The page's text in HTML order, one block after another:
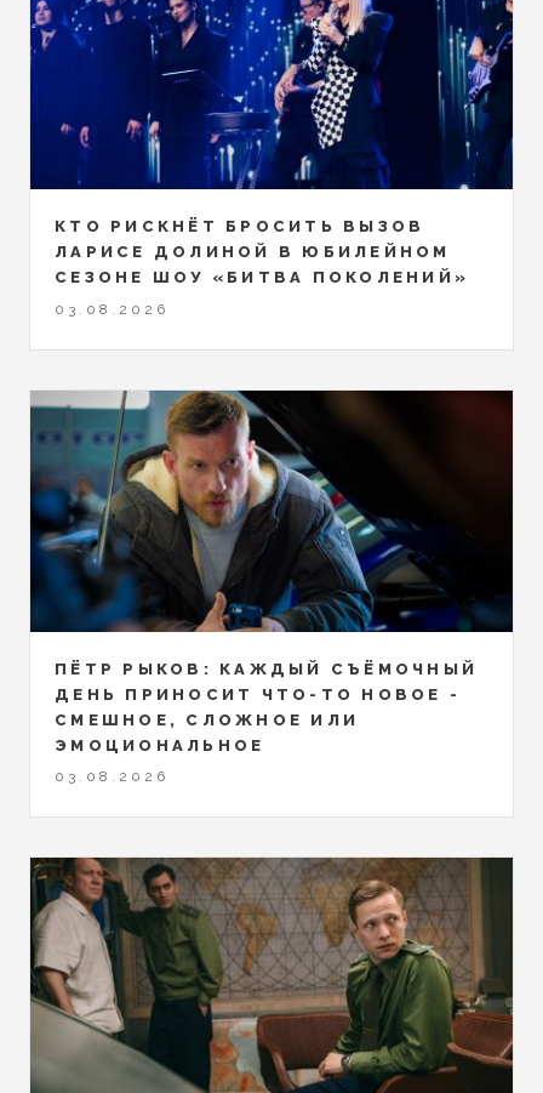
КТО РИСКНЁТ БРОСИТЬ ВЫЗОВ
ЛАРИСЕ ДОЛИНОЙ В ЮБИЛЕЙНОМ
СЕЗОНЕ ШОУ «БИТВА ПОКОЛЕНИЙ»
03.08.2026
ПЁТР РЫКОВ: КАЖДЫЙ СЪЁМОЧНЫЙ
ДЕНЬ ПРИНОСИТ ЧТО-ТО НОВОЕ -
СМЕШНОЕ, СЛОЖНОЕ ИЛИ
ЭМОЦИОНАЛЬНОЕ
03.08.2026